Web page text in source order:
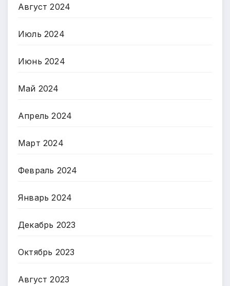
Август 2024
Июль 2024
Июнь 2024
Май 2024
Апрель 2024
Март 2024
Февраль 2024
Январь 2024
Декабрь 2023
Октябрь 2023
Август 2023